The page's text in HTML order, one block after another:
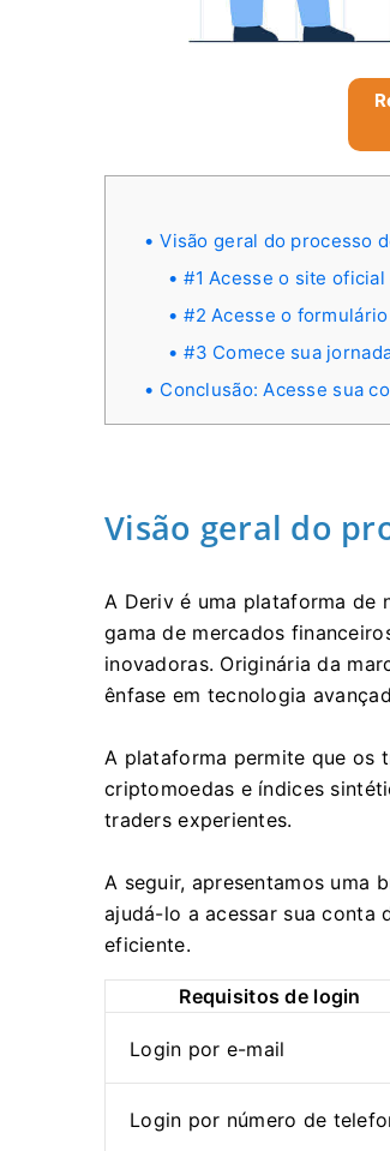
Visão geral do processo
#1 Acesse o site
#2 Acesse o
#3 Comece sua
Conclusão: Acesse sua
Visão geral do
A Deriv é uma plataforma de
gama de mercados
inovadoras. Originária da
ênfase em tecnologia
A plataforma permite que os
criptomoedas e índices
traders experientes.
A seguir, apresentamos uma
ajudá-lo a acessar sua conta
eficiente.
Requisitos de login
Login por e-mail
Login por número de